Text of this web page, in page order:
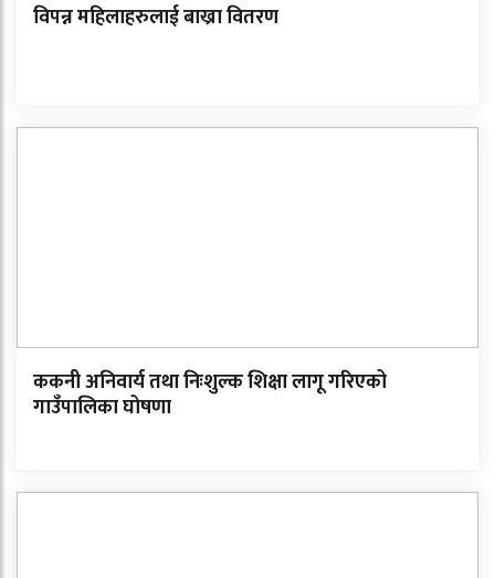
विपन्न महिलाहरुलाई बाख्रा वितरण
ककनी अनिवार्य तथा निःशुल्क शिक्षा लागू गरिएको
गाउँपालिका घोषणा